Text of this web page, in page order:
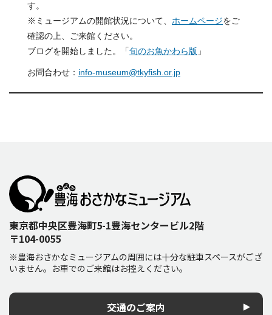
す。
※ミュージアムの開館状況について、 ホームページをご
確認の上、ご来館ください。
ブログを開始しました。「旬のお魚かわら版 」
お問合わせ： info-museum@tkyfish.or.jp
東京都中央区豊海町5-1豊海センタービル2階
〒104-0055
※豊海おさかなミュージアムの周囲には十分な駐車スペースがござ
いません。お車でのご来館はお控えください。
交通のご案内